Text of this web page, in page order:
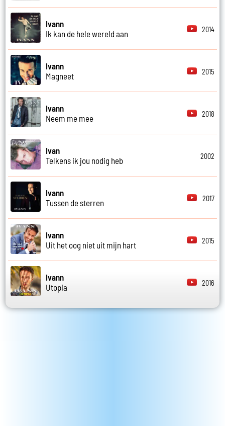
Ivann
Ik kan de hele wereld aan
2014
Ivann
Magneet
2015
Ivann
Neem me mee
2018
Ivan
Telkens ik jou nodig heb
2002
Ivann
Tussen de sterren
2017
Ivann
Uit het oog niet uit mijn hart
2015
Ivann
Utopia
2016